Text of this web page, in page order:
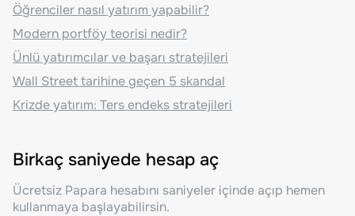
Öğrenciler nasıl yatırım yapabilir?
Modern portföy teorisi nedir?
Ünlü yatırımcılar ve başarı stratejileri
Wall Street tarihine geçen 5 skandal
Krizde yatırım: Ters endeks stratejileri
Birkaç saniyede hesap aç
Ücretsiz Papara hesabını saniyeler içinde açıp hemen
kullanmaya başlayabilirsin.